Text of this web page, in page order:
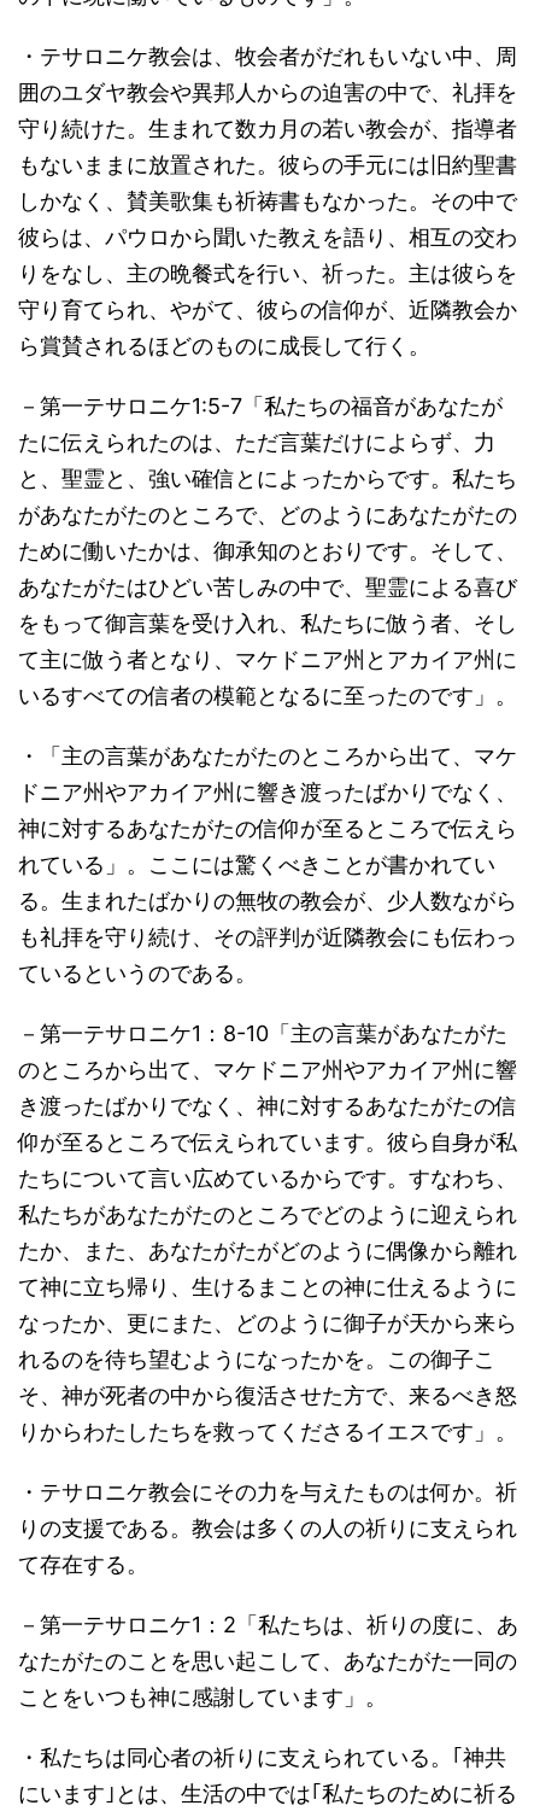
・テサロニケ教会は、牧会者がだれもいない中、周
囲のユダヤ教会や異邦人からの迫害の中で、礼拝を
守り続けた。生まれて数カ月の若い教会が、指導者
もないままに放置された。彼らの手元には旧約聖書
しかなく、賛美歌集も祈祷書もなかった。その中で
彼らは、パウロから聞いた教えを語り、相互の交わ
りをなし、主の晩餐式を行い、祈った。主は彼らを
守り育てられ、やがて、彼らの信仰が、近隣教会か
ら賞賛されるほどのものに成長して行く。
－第一テサロニケ1:5-7「私たちの福音があなたが
たに伝えられたのは、ただ言葉だけによらず、力
と、聖霊と、強い確信とによったからです。私たち
があなたがたのところで、どのようにあなたがたの
ために働いたかは、御承知のとおりです。そして、
あなたがたはひどい苦しみの中で、聖霊による喜び
をもって御言葉を受け入れ、私たちに倣う者、そし
て主に倣う者となり、マケドニア州とアカイア州に
いるすべての信者の模範となるに至ったのです」。
・「主の言葉があなたがたのところから出て、マケ
ドニア州やアカイア州に響き渡ったばかりでなく、
神に対するあなたがたの信仰が至るところで伝えら
れている」。ここには驚くべきことが書かれてい
る。生まれたばかりの無牧の教会が、少人数ながら
も礼拝を守り続け、その評判が近隣教会にも伝わっ
ているというのである。
－第一テサロニケ1：8-10「主の言葉があなたがた
のところから出て、マケドニア州やアカイア州に響
き渡ったばかりでなく、神に対するあなたがたの信
仰が至るところで伝えられています。彼ら自身が私
たちについて言い広めているからです。すなわち、
私たちがあなたがたのところでどのように迎えられ
たか、また、あなたがたがどのように偶像から離れ
て神に立ち帰り、生けるまことの神に仕えるように
なったか、更にまた、どのように御子が天から来ら
れるのを待ち望むようになったかを。この御子こ
そ、神が死者の中から復活させた方で、来るべき怒
りからわたしたちを救ってくださるイエスです」。
・テサロニケ教会にその力を与えたものは何か。祈
りの支援である。教会は多くの人の祈りに支えられ
て存在する。
－第一テサロニケ1：2「私たちは、祈りの度に、あ
なたがたのことを思い起こして、あなたがた一同の
ことをいつも神に感謝しています」。
・私たちは同心者の祈りに支えられている。｢神共
にいます｣とは、生活の中では｢私たちのために祈る